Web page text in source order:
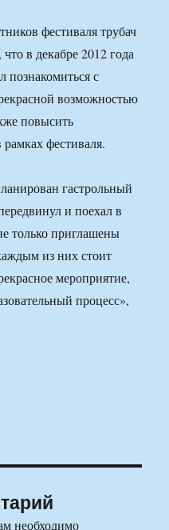
фестиваля трубач
в декабре 2012 года
познакомиться с
возможностью
повысить
фестиваля.
гастрольный
и поехал в
только приглашены
из них стоит
мероприятие,
процесс»,
необходимо